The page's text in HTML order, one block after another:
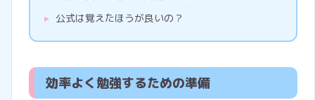
公式は覚えたほうが良いの？
効率よく勉強するための準備